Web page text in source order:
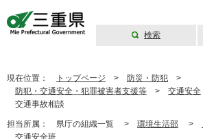
検索
現在位置： トップページ > 防災・防犯 >
防犯・交通安全・犯罪被害者支援等 > 交通安全
交通事故相談
担当所属： 県庁の組織一覧 > 環境生活部 >
交通安全班